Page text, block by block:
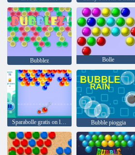
Bubblez Bolle
Sparabolle gratis on line Frizzante Bubble pioggia